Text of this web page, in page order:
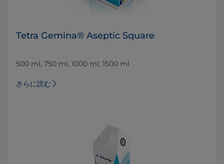
Tetra Gemina® Aseptic Square
500 ml, 750 ml, 1000 ml, 1500 ml
さらに読む